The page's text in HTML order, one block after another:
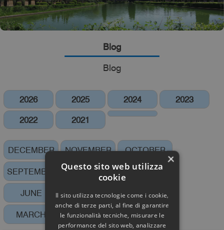
Blog
Blog
2026 2025 2024
2023
2022
2021
DECEMBER NOVEMBER
OCTOBER
SEPTEMBER
AUGUST
JULY
JUNE
MAY
APRIL
MARCH
FEBRUARY JANUARY
×
Questo sito web utilizza
cookie
Il sito utilizza tecnologie come i cookie,
anche di terze parti, al fine di garantire
le funzionalità tecniche, misurare le
performance del sito web, analizzare